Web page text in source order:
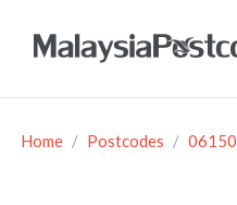
Home Postcodes 06150